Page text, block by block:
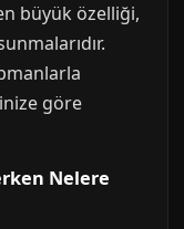
büyük özelliği,
göre
Nelere